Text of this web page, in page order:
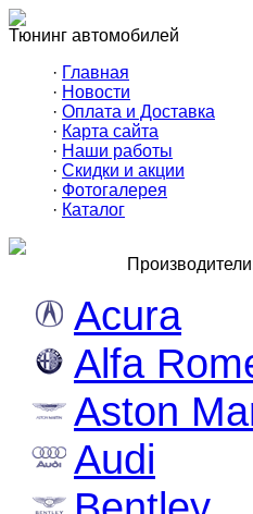
Тюнинг автомобилей
· Главная
· Новости
· Оплата и Доставка
· Карта сайта
· Наши работы
· Скидки и акции
· Фотогалерея
· Каталог
Acura
Alfa
Aston
Audi